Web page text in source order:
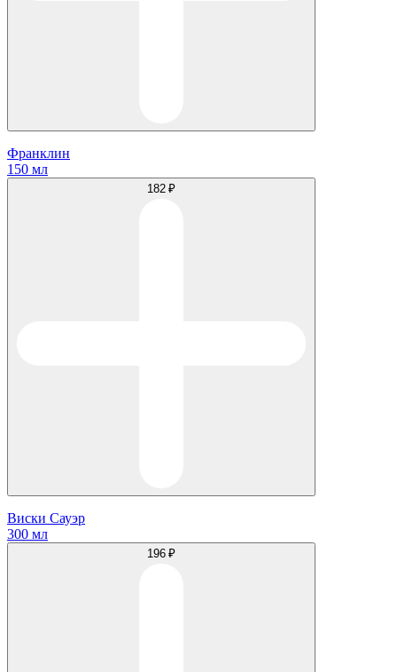
Франклин
150 мл
182 ₽
Виски Сауэр
300 мл
196 ₽